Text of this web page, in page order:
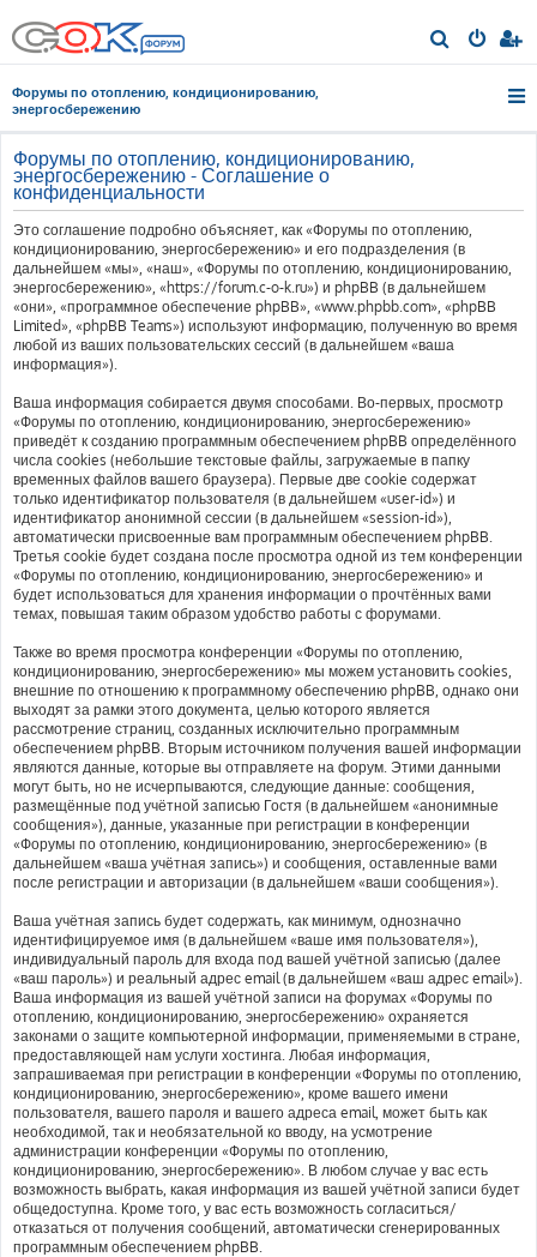
о
Форумы по отоплению, кондиционированию,
энергосбережению
Форумы по отоплению, кондиционированию,
энергосбережению - Соглашение о
конфиденциальности
Это соглашение подробно объясняет, как «Форумы по отоплению,
кондиционированию, энергосбережению» и его подразделения (в
дальнейшем «мы», «наш», «Форумы по отоплению, кондиционированию,
энергосбережению», «https://forum.c-o-k.ru») и phpBB (в дальнейшем
«они», «программное обеспечение phpBB», «www.phpbb.com», «phpBB
Limited», «phpBB Teams») используют информацию, полученную во время
любой из ваших пользовательских сессий (в дальнейшем «ваша
информация»).
Ваша информация собирается двумя способами. Во-первых, просмотр
«Форумы по отоплению, кондиционированию, энергосбережению»
приведёт к созданию программным обеспечением phpBB определённого
числа cookies (небольшие текстовые файлы, загружаемые в папку
временных файлов вашего браузера). Первые две cookie содержат
только идентификатор пользователя (в дальнейшем «user-id») и
идентификатор анонимной сессии (в дальнейшем «session-id»),
автоматически присвоенные вам программным обеспечением phpBB.
Третья cookie будет создана после просмотра одной из тем конференции
«Форумы по отоплению, кондиционированию, энергосбережению» и
будет использоваться для хранения информации о прочтённых вами
темах, повышая таким образом удобство работы с форумами.
Также во время просмотра конференции «Форумы по отоплению,
кондиционированию, энергосбережению» мы можем установить cookies,
внешние по отношению к программному обеспечению phpBB, однако они
выходят за рамки этого документа, целью которого является
рассмотрение страниц, созданных исключительно программным
обеспечением phpBB. Вторым источником получения вашей информации
являются данные, которые вы отправляете на форум. Этими данными
могут быть, но не исчерпываются, следующие данные: сообщения,
размещённые под учётной записью Гостя (в дальнейшем «анонимные
сообщения»), данные, указанные при регистрации в конференции
«Форумы по отоплению, кондиционированию, энергосбережению» (в
дальнейшем «ваша учётная запись») и сообщения, оставленные вами
после регистрации и авторизации (в дальнейшем «ваши сообщения»).
Ваша учётная запись будет содержать, как минимум, однозначно
идентифицируемое имя (в дальнейшем «ваше имя пользователя»),
индивидуальный пароль для входа под вашей учётной записью (далее
«ваш пароль») и реальный адрес email (в дальнейшем «ваш адрес email»).
Ваша информация из вашей учётной записи на форумах «Форумы по
отоплению, кондиционированию, энергосбережению» охраняется
законами о защите компьютерной информации, применяемыми в стране,
предоставляющей нам услуги хостинга. Любая информация,
запрашиваемая при регистрации в конференции «Форумы по отоплению,
кондиционированию, энергосбережению», кроме вашего имени
пользователя, вашего пароля и вашего адреса email, может быть как
необходимой, так и необязательной ко вводу, на усмотрение
администрации конференции «Форумы по отоплению,
кондиционированию, энергосбережению». В любом случае у вас есть
возможность выбрать, какая информация из вашей учётной записи будет
общедоступна. Кроме того, у вас есть возможность согласиться/
отказаться от получения сообщений, автоматически сгенерированных
программным обеспечением phpBB.